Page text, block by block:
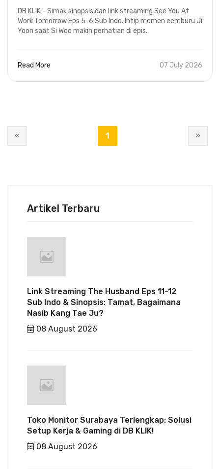
DB KLIK - Simak sinopsis dan link streaming See You At
Work Tomorrow Eps 5-6 Sub Indo. Intip momen cemburu Ji
Yoon saat Si Woo makin perhatian di epis..
Read More 07 July 2026
1
Artikel Terbaru
Link Streaming The Husband Eps 11-12
Sub Indo & Sinopsis: Tamat, Bagaimana
Nasib Kang Tae Ju?
08 August 2026
Toko Monitor Surabaya Terlengkap: Solusi
Setup Kerja & Gaming di DB KLIK!
08 August 2026